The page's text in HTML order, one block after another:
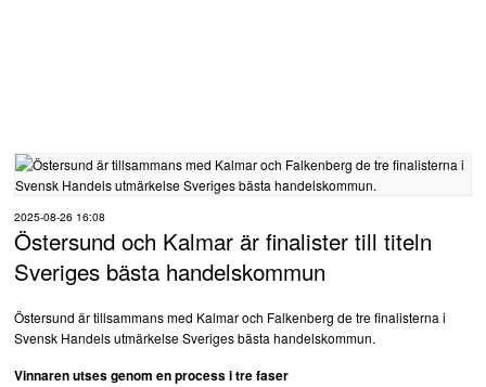
Nyheter
Boende
Destinationer
Handel
Almedalsveckan 2026, del 2: Sverige har attraktionskraften – men kan besökarna ta sig hit?
Platsannonser:
2025-08-26 16:08
Östersund och Kalmar är finalister till titeln
Sveriges bästa handelskommun
Östersund är tillsammans med Kalmar och Falkenberg de tre finalisterna i
Svensk Handels utmärkelse Sveriges bästa handelskommun.
Vinnaren utses genom en process i tre faser